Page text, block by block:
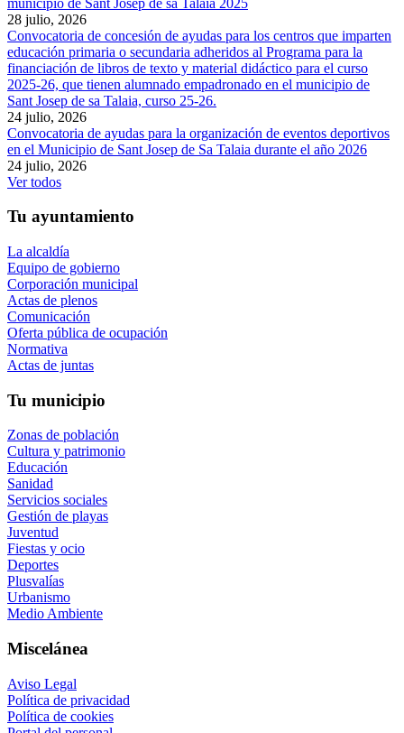
28 julio, 2026
Convocatoria de concesión de ayudas para los centros que imparten
educación primaria o secundaria adheridos al Programa para la
financiación de libros de texto y material didáctico para el curso
2025-26, que tienen alumnado empadronado en el municipio de
Sant Josep de sa Talaia, curso 25-26.
24 julio, 2026
Convocatoria de ayudas para la organización de eventos deportivos
en el Municipio de Sant Josep de Sa Talaia durante el año 2026
24 julio, 2026
Ver todos
Tu ayuntamiento
La alcaldía
Equipo de gobierno
Corporación municipal
Actas de plenos
Comunicación
Oferta pública de ocupación
Normativa
Actas de juntas
Tu municipio
Zonas de población
Cultura y patrimonio
Educación
Sanidad
Servicios sociales
Gestión de playas
Juventud
Fiestas y ocio
Deportes
Plusvalías
Urbanismo
Medio Ambiente
Miscelánea
Aviso Legal
Política de privacidad
Política de cookies